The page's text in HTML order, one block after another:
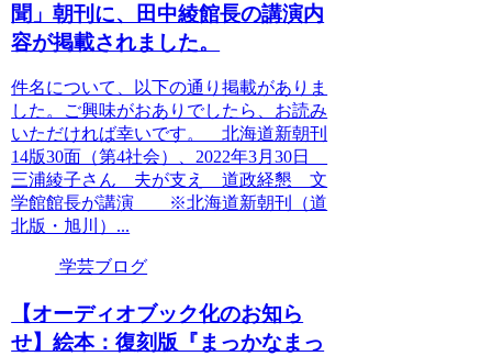
聞」朝刊に、田中綾館長の講演内
容が掲載されました。
件名について、以下の通り掲載がありま
した。ご興味がおありでしたら、お読み
いただければ幸いです。 北海道新朝刊
14版30面（第4社会）、2022年3月30日
三浦綾子さん 夫が支え 道政経懇 文
学館館長が講演 ※北海道新朝刊（道
北版・旭川）...
学芸ブログ
【オーディオブック化のお知ら
せ】絵本：復刻版『まっかなまっ